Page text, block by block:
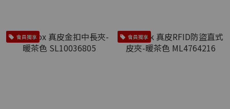
會員獨享 會員獨享